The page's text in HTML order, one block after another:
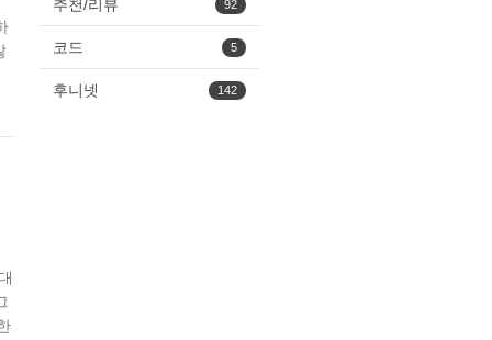
추천/리뷰 92
코드 5
후니넷 142